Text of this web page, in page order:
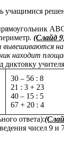
учащимися
(Слайд
на
находит
диктовку
30 – 56 : 8
21 : 3 + 23
40 – 15 : 5
67 + 20 : 4
ответа):
чисел 9 и